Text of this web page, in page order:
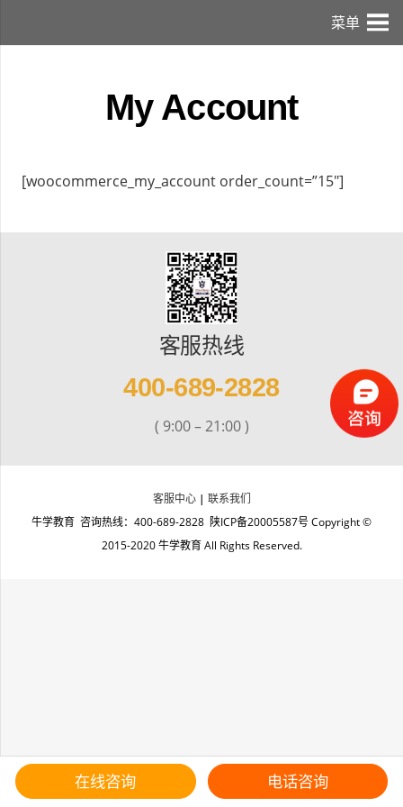
菜单
My Account
[woocommerce_my_account order_count=”15″]
客服热线
400-689-2828
( 9:00 – 21:00 )
客服中心 | 联系我们
牛学教育 咨询热线：400-689-2828 陕ICP备20005587号Copyright ©
2015-2020 牛学教育 All Rights Reserved.
在线咨询 电话咨询